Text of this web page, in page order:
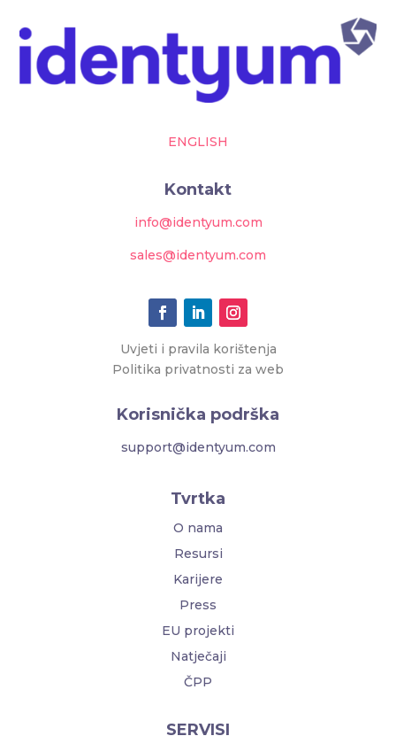
ENGLISH
Kontakt
info@identyum.com
sales@identyum.com
Uvjeti i pravila korištenja
Politika privatnosti za web
Korisnička podrška
support@identyum.com
Tvrtka
O nama
Resursi
Karijere
Press
EU projekti
Natječaji
ČPP
SERVISI